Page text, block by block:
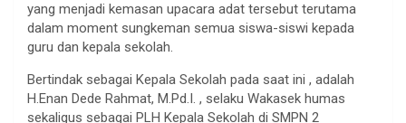
yang menjadi kemasan upacara adat tersebut terutama
dalam moment sungkeman semua siswa-siswi kepada
guru dan kepala sekolah.
Bertindak sebagai Kepala Sekolah pada saat ini , adalah
H.Enan Dede Rahmat, M.Pd.I. , selaku Wakasek humas
sekaligus sebagai PLH Kepala Sekolah di SMPN 2